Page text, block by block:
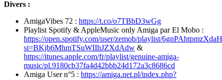
Divers :
AmigaVibes 72 : https://t.co/o7TBbD3wGg
Playlist Spotify & AppleMusic only Amiga par El Mobo :
https://open.spotify.com/user/zemob/playlist/
si=BKjb6MhmTSuWIIhJZXdAdw &
https://itunes.apple.com/fr/playlist/genuine-amiga-
music/pl.9180cb37fa4d42bbb24d172a3c8686cd
Amiga User n°5 : https://amiga.net.pl/index.php?